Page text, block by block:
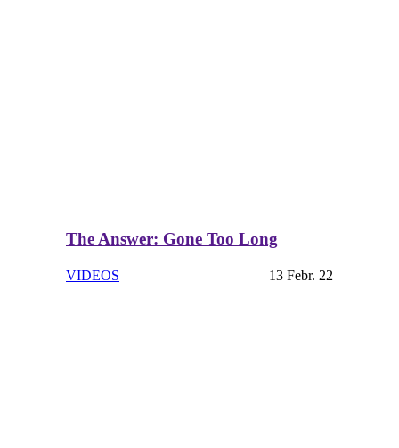
The Answer: Gone Too Long
VIDEOS 13 Febr. 22